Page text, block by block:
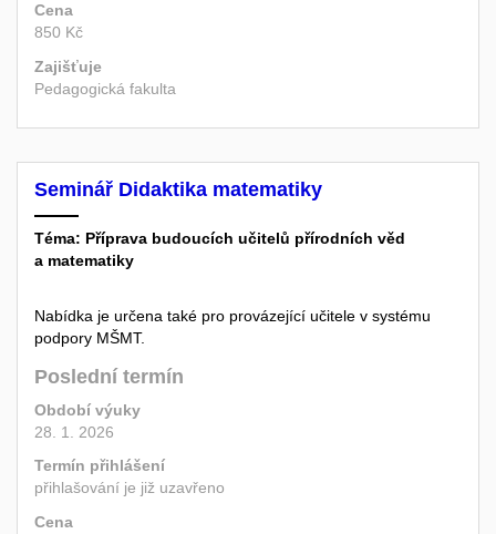
Cena
850 Kč
Zajišťuje
Pedagogická fakulta
Seminář Didaktika matematiky
Téma: Příprava budoucích učitelů přírodních věd
a matematiky
Nabídka je určena také pro provázející učitele v systému
podpory MŠMT.
Poslední termín
Období výuky
28. 1. 2026
Termín přihlášení
přihlašování je již uzavřeno
Cena